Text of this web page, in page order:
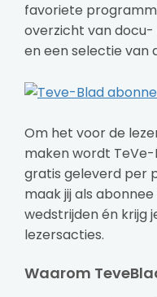
favoriete
overzicht van
en een selectie van
Om het voor de
maken wordt
gratis geleverd per
maak jij als
wedstrijden én krijg
lezersacties.
Waarom